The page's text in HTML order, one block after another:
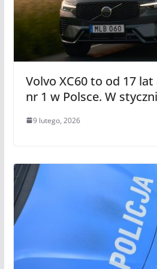
Volvo XC60 to od 17
nr 1 w Polsce. W
9 lutego, 2026